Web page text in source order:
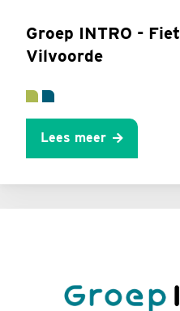
Groep INTRO -
Vilvoorde
Lees meer